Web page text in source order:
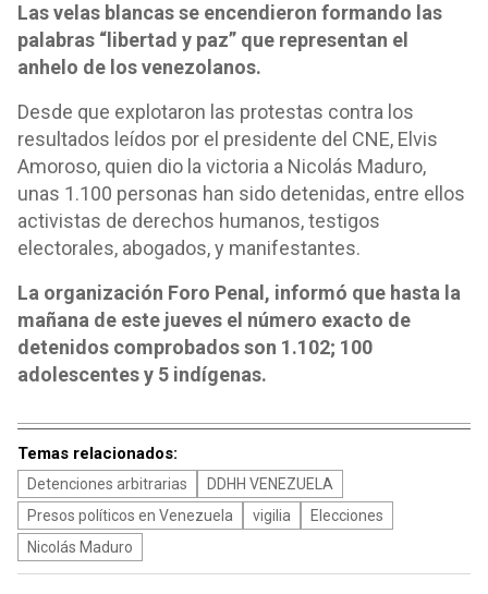
Las velas blancas se encendieron formando las
palabras “libertad y paz” que representan el
anhelo de los venezolanos.
Desde que explotaron las protestas contra los
resultados leídos por el presidente del CNE, Elvis
Amoroso, quien dio la victoria a Nicolás Maduro,
unas 1.100 personas han sido detenidas, entre ellos
activistas de derechos humanos, testigos
electorales, abogados, y manifestantes.
La organización Foro Penal, informó que hasta la
mañana de este jueves el número exacto de
detenidos comprobados son 1.102; 100
adolescentes y 5 indígenas.
Temas relacionados:
Detenciones arbitrarias
DDHH VENEZUELA
Presos políticos en Venezuela
vigilia
Elecciones
Nicolás Maduro